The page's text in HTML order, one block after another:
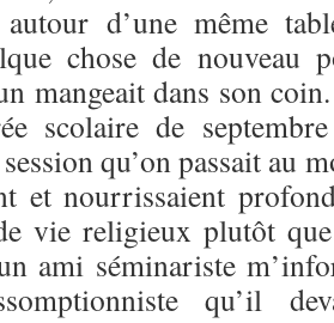
autour d’une même
chose de nouveau
mangeait dans son
scolaire de
qu’on passait au
et nourrissaient
vie religieux plutôt que
ami séminariste
qu’il